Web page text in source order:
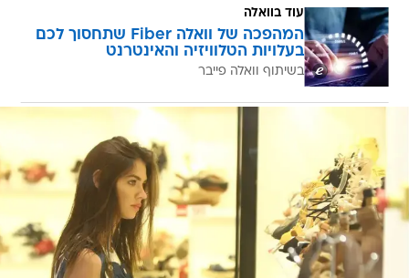
עוד בוואלה
המהפכה של וואלה Fiber שתחסוך לכם
בעלויות הטלוויזיה והאינטרנט
בשיתוף וואלה פייבר